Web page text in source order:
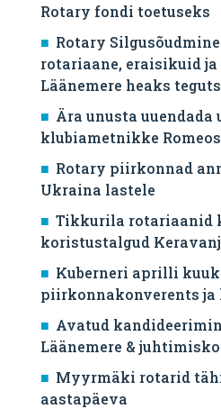
Rotary fondi toetuseks
Rotary
rotariaane, eraisikuid
Läänemere heaks
Ära unusta uuendada
klubiametnikke
Rotary piirkonnad
Ukraina lastele
Tikkurila rotariaanid
koristustalgud
Kuberneri aprilli
piirkonnakonverents ja
Avatud
Läänemere &
Myyrmäki rotarid
aastapäeva